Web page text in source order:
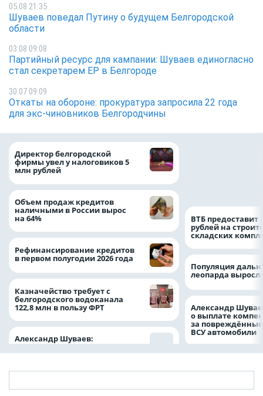
05.08 21:35
Шуваев поведал Путину о будущем Белгородской
области
03.08 09:08
Партийный ресурс для кампании: Шуваев единогласно
стал секретарем ЕР в Белгороде
30.07 09:09
Откаты на обороне: прокуратура запросила 22 года
для экс-чиновников Белгородчины
Директор белгородской
фирмы увел у налоговиков 5
млн рублей
Объем продаж кредитов
наличными в России вырос
на 64%
Рефинансирование кредитов
в первом полугодии 2026 года
Казначейство требует с
белгородского водоканала
122,8 млн в пользу ФРТ
Александр Шуваев:
ВТБ предоставит
рублей на
складских
Популяция
леопарда
Александр
о выплате
за
ВСУ автомобили